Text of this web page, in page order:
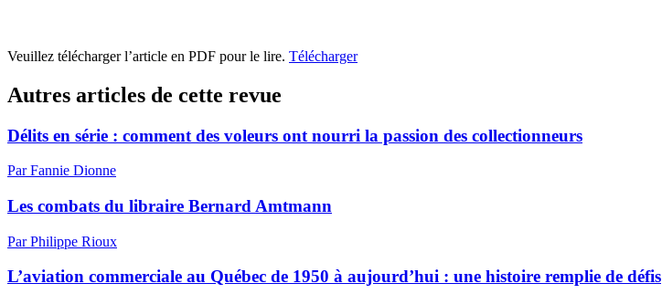
Veuillez télécharger l’article en PDF pour le lire. Télécharger
Autres articles de cette revue
Délits en série : comment des voleurs ont nourri la passion des collectionneurs
Par Fannie Dionne
Les combats du libraire Bernard Amtmann
Par Philippe Rioux
L’aviation commerciale au Québec de 1950 à aujourd’hui : une histoire remplie de défis